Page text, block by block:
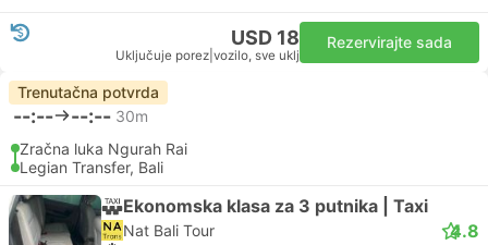
USD 18
Uključuje porez vozilo, sve uklj
Rezervirajte sada
Trenutačna potvrda
--:-- --:-- 30m
Zračna luka Ngurah Rai
Legian Transfer, Bali
Ekonomska klasa za 3 putnika | Taxi
Nat Bali Tour 4.8